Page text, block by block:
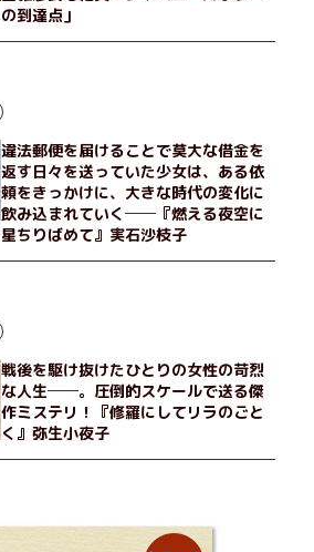
の到達点」
違法郵便を届けることで莫大な借金を
返す日々を送っていた少女は、ある依
頼をきっかけに、大きな時代の変化に
飲み込まれていく──『燃える夜空に
星ちりばめて』実石沙枝子
戦後を駆け抜けたひとりの女性の苛烈
な人生──。圧倒的スケールで送る傑
作ミステリ！『修羅にしてリラのごと
く』弥生小夜子